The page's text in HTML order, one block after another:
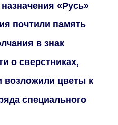
«Русь»
почтили память
в знак
о сверстниках,
возложили цветы к
специального